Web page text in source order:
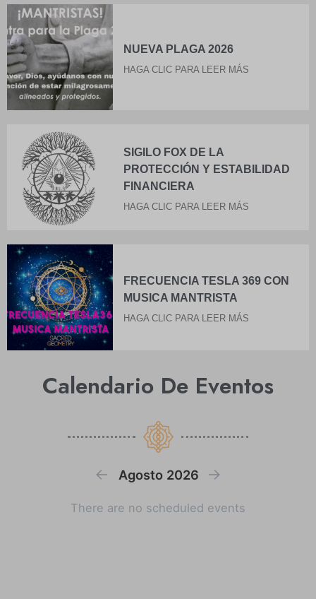
NUEVA PLAGA 2026
HAGA CLIC PARA LEER MÁS
SIGILO FOX DE LA
PROTECCIÓN Y ESTABILIDAD
FINANCIERA
HAGA CLIC PARA LEER MÁS
FRECUENCIA TESLA 369 CON
MUSICA MANTRISTA
HAGA CLIC PARA LEER MÁS
Calendario De Eventos
← Agosto 2026 →
There are no scheduled events